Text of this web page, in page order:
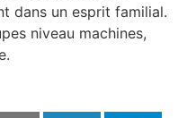
dans un esprit familial.
niveau machines,